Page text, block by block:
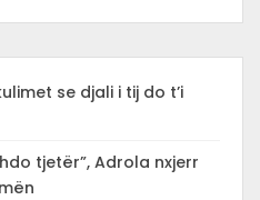
se djali i tij do t’i
tjetër”, Adrola nxjerr